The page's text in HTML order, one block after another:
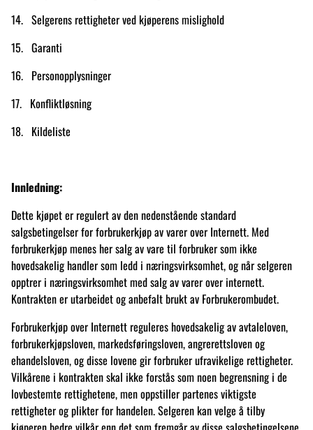
14. Selgerens rettigheter ved kjøperens mislighold
15. Garanti
16. Personopplysninger
17. Konfliktløsning
18. Kildeliste
Innledning:
Dette kjøpet er regulert av den nedenstående standard
salgsbetingelser for forbrukerkjøp av varer over Internett. Med
forbrukerkjøp menes her salg av vare til forbruker som ikke
hovedsakelig handler som ledd i næringsvirksomhet, og når selgeren
opptrer i næringsvirksomhet med salg av varer over internett.
Kontrakten er utarbeidet og anbefalt brukt av Forbrukerombudet.
Forbrukerkjøp over Internett reguleres hovedsakelig av avtaleloven,
forbrukerkjøpsloven, markedsføringsloven, angrerettsloven og
ehandelsloven, og disse lovene gir forbruker ufravikelige rettigheter.
Vilkårene i kontrakten skal ikke forstås som noen begrensning i de
lovbestemte rettighetene, men oppstiller partenes viktigste
rettigheter og plikter for handelen. Selgeren kan velge å tilby